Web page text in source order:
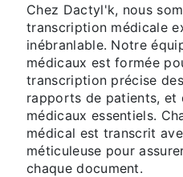
Chez Dactyl'k, nous
transcription médicale
inébranlable. Notre
médicaux est formée
transcription précise
rapports de patients, et
médicaux essentiels.
médical est transcrit
méticuleuse pour
chaque document.